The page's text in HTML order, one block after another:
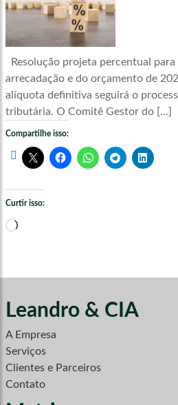
Resolução projeta percentual
arrecadação e do orçamento de
alíquota definitiva seguirá o
tributária. O Comitê Gestor do […]
Compartilhe isso:
Curtir isso:
Carregando...
Leandro & CIA
A Empresa
Serviços
Clientes e Parceiros
Contato